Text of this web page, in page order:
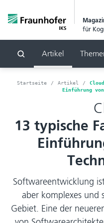
für
Suchen
Artikel
Startseite Artikel
Einführung
13 typische
Softwareentwicklung
aber komplexes und
Gebiet. Eine der